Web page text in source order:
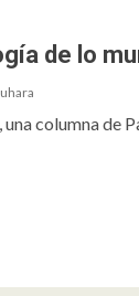
de lo
columna de